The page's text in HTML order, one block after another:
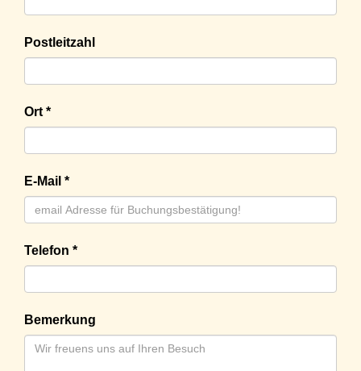
Postleitzahl
Ort *
E-Mail *
Telefon *
Bemerkung